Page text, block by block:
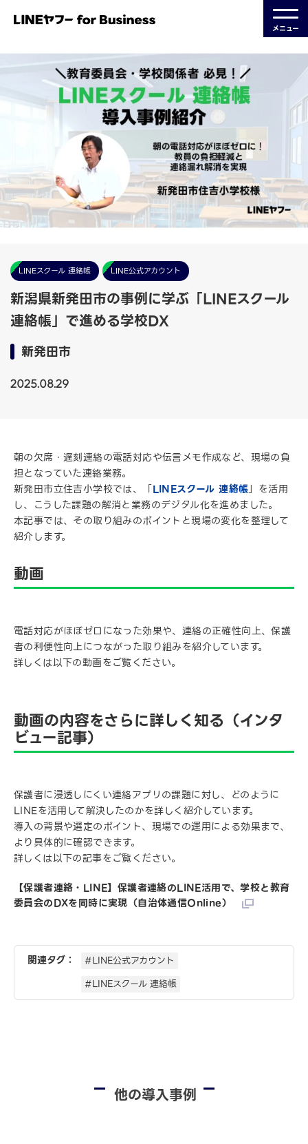
メニュー
LINEスクール 連絡帳 LINE公式アカウント
新潟県新発田市の事例に学ぶ「LINEスクール
連絡帳」で進める学校DX
新発田市
2025.08.29
朝の欠席・遅刻連絡の電話対応や伝言メモ作成など、現場の負
担となっていた連絡業務。
新発田市立住吉小学校では、「LINEスクール 連絡帳」を活用
し、こうした課題の解消と業務のデジタル化を進めました。
本記事では、その取り組みのポイントと現場の変化を整理して
紹介します。
動画
電話対応がほぼゼロになった効果や、連絡の正確性向上、保護
者の利便性向上につながった取り組みを紹介しています。
詳しくは以下の動画をご覧ください。
動画の内容をさらに詳しく知る（インタ
ビュー記事）
保護者に浸透しにくい連絡アプリの課題に対し、どのように
LINEを活用して解決したのかを詳しく紹介しています。
導入の背景や選定のポイント、現場での運用による効果まで、
より具体的に確認できます。
詳しくは以下の記事をご覧ください。
【保護者連絡・LINE】保護者連絡のLINE活用で、学校と教育
委員会のDXを同時に実現（自治体通信Online）
関連タグ：
#LINE公式アカウント
#LINEスクール 連絡帳
他の導入事例